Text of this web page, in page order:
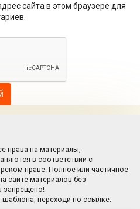
сайта в этом браузере для
права на материалы,
в соответствии с
праве. Полное или частичное
сайте материалов без
запрещено!
шаблона, переходи по ссылке: